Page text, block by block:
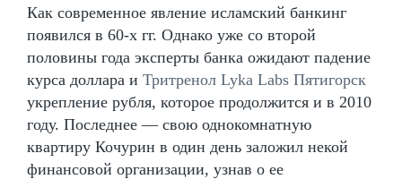
Как современное явление исламский банкинг
появился в 60-х гг. Однако уже со второй
половины года эксперты банка ожидают падение
курса доллара и Тритренол Lyka Labs Пятигорск
укрепление рубля, которое продолжится и в 2010
году. Последнее — свою однокомнатную
квартиру Кочурин в один день заложил некой
финансовой организации, узнав о ее